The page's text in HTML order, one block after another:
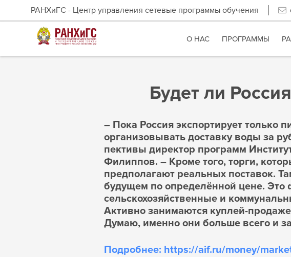
РАНХиГС - Центр управления сетевые программы обучения
О НАС ПРОГРАММЫ
Будет ли
– Пока Россия экспортирует только
организовывать доставку воды за
пективы директор программ
Филиппов. – Кроме того, торги,
предполагают реальных поставок.
будущем по определённой цене.
сельскохозяйственные и
Активно занимаются куплей-
Думаю, именно они больше всего и
Подробнее: https://aif.ru/money/